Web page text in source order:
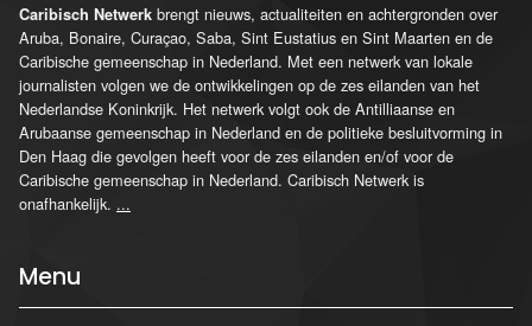
Caribisch Netwerk brengt nieuws, actualiteiten en achtergronden over
Aruba, Bonaire, Curaçao, Saba, Sint Eustatius en Sint Maarten en de
Caribische gemeenschap in Nederland. Met een netwerk van lokale
journalisten volgen we de ontwikkelingen op de zes eilanden van het
Nederlandse Koninkrijk. Het netwerk volgt ook de Antilliaanse en
Arubaanse gemeenschap in Nederland en de politieke besluitvorming in
Den Haag die gevolgen heeft voor de zes eilanden en/of voor de
Caribische gemeenschap in Nederland. Caribisch Netwerk is
onafhankelijk. ...
Menu